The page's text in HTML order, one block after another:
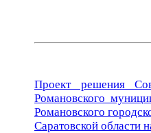
Проект решения
Романовского
Романовского
Саратовской области